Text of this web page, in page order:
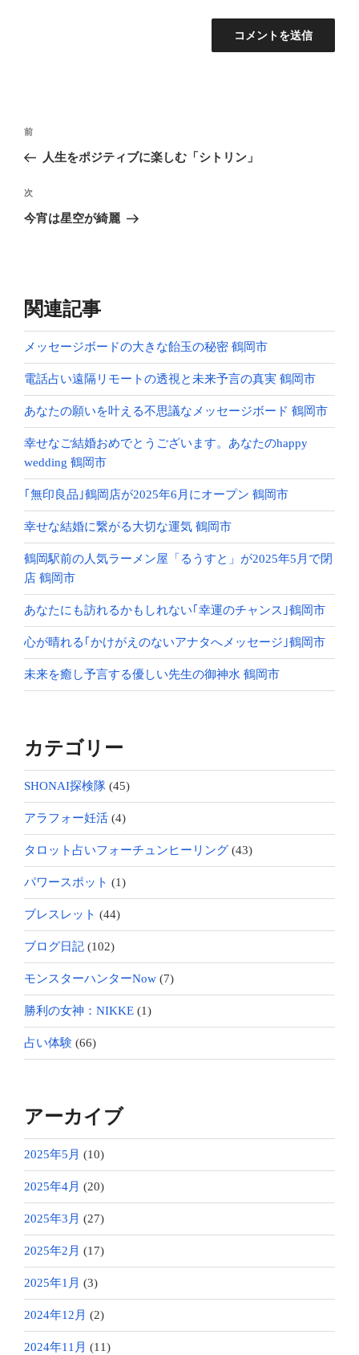
投
ビ
ゲ
ン
前
の
稿
前
人生をポジティブに楽しむ「シトリン」
次
の
次
今宵は星空が綺麗
関連記事
メッセージボードの大きな飴玉の秘密 鶴岡市
電話占い遠隔リモートの透視と未来予言の真実 鶴岡市
あなたの願いを叶える不思議なメッセージボード 鶴岡市
幸せなご結婚おめでとうございます。あなたのhappy
wedding 鶴岡市
｢無印良品｣鶴岡店が2025年6月にオープン 鶴岡市
幸せな結婚に繋がる大切な運気 鶴岡市
鶴岡駅前の人気ラーメン屋「るうすと」が2025年5月で閉
店 鶴岡市
あなたにも訪れるかもしれない｢幸運のチャンス｣鶴岡市
心が晴れる｢かけがえのないアナタへメッセージ｣鶴岡市
未来を癒し予言する優しい先生の御神水 鶴岡市
カテゴリー
SHONAI探検隊 (45)
アラフォー妊活 (4)
タロット占いフォーチュンヒーリング (43)
パワースポット (1)
ブレスレット (44)
ブログ日記 (102)
モンスターハンターNow (7)
勝利の女神：NIKKE (1)
占い体験 (66)
アーカイブ
2025年5月 (10)
2025年4月 (20)
2025年3月 (27)
2025年2月 (17)
2025年1月 (3)
2024年12月 (2)
2024年11月 (11)